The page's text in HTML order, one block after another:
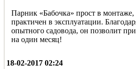
Парник «Бабочка» прост в монтаже,
практичен в эксплуатации.
опытного садовода, он позволит
на один месяц!
18-02-2017 02:24